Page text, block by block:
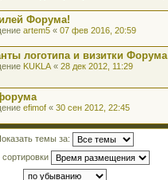
Форума!
artem5 « 07 фев 2016, 20:59
логотипа и визитки Форума
KUKLA « 28 дек 2012, 11:29
efimof « 30 сен 2012, 22:45
темы за: